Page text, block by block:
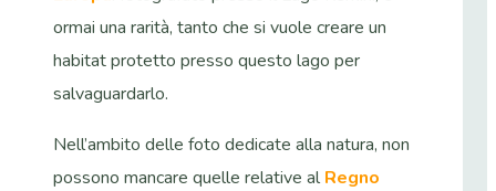
ormai una rarità, tanto che si vuole creare un
habitat protetto presso questo lago per
salvaguardarlo.
Nell’ambito delle foto dedicate alla natura, non
possono mancare quelle relative alRegno